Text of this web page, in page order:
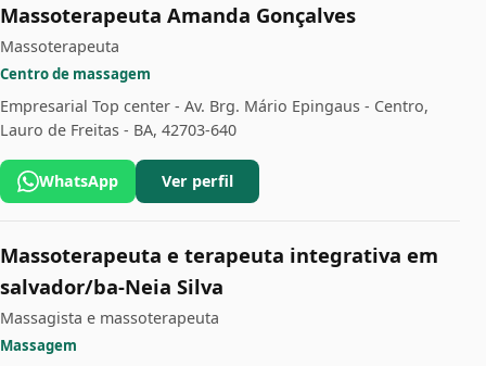
Massoterapeuta Amanda Gonçalves
Massoterapeuta
Centro de massagem
Empresarial Top center - Av. Brg. Mário Epingaus - Centro,
Lauro de Freitas - BA, 42703-640
WhatsApp Ver perfil
Massoterapeuta e terapeuta integrativa em
salvador/ba-Neia Silva
Massagista e massoterapeuta
Massagem